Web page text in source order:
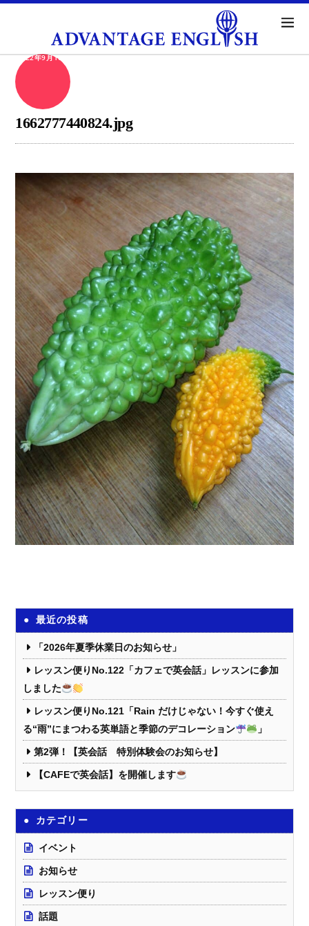
2022年9月10日
1662777440824.jpg
最近の投稿
「2026年夏季休業日のお知らせ」
レッスン便りNo.122「カフェで英会話」レッスンに参加
しました
レッスン便りNo.121「Rain だけじゃない！今すぐ使え
る“雨”にまつわる英単語と季節のデコレーション
」
第2弾！【英会話 特別体験会のお知らせ】
【CAFEで英会話】を開催します
カテゴリー
イベント
お知らせ
レッスン便り
話題